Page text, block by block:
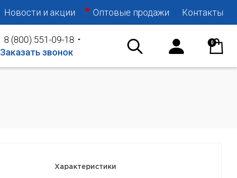
Новости и акции Оптовые продажи Контакты
8 (800) 551-09-18
Заказать звонок
0
Характеристики